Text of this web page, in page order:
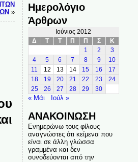
»
Ημερολόγιο
Άρθρων
Ιούνιος 2012
Δ
Τ Τ Π Π Σ
Κ
1
2
3
4
5 6 7 8 9
10
11
12 13 14 15 16
17
18
19 20 21 22 23
24
25
26 27 28 29 30
« Μάι Ιούλ »
ΑΝΑΚΟΙΝΩΣΗ
Ενημερώνω τους φίλους
αναγνώστες ότι κείμενα που
είναι σε άλλη γλώσσα
γραμμένα και δεν
συνοδεύονται από την